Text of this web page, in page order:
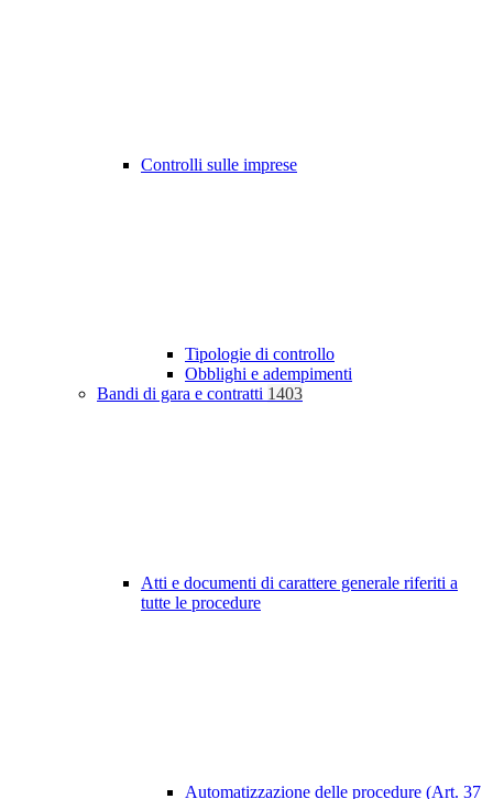
Controlli sulle imprese
Tipologie di controllo
Obblighi e adempimenti
Bandi di gara e contratti 1403
Atti e documenti di carattere generale riferiti a
tutte le procedure
Automatizzazione delle procedure (Art. 37